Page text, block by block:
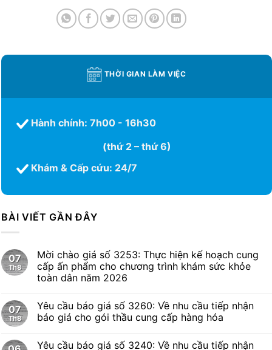
THỜI GIAN LÀM VIỆC
Hành chính: 7h00 - 16h30
(thứ 2 – thứ 6)
Khám & Cấp cứu: 24/7
BÀI VIẾT GẦN ĐÂY
07
Th8
Mời chào giá số 3253: Thực hiện kế hoạch cung
cấp ấn phẩm cho chương trình khám sức khỏe
toàn dân năm 2026
07
Th8
Yêu cầu báo giá số 3260: Về nhu cầu tiếp nhận
báo giá cho gói thầu cung cấp hàng hóa
Yêu cầu báo giá số 3240: Về nhu cầu tiếp nhận